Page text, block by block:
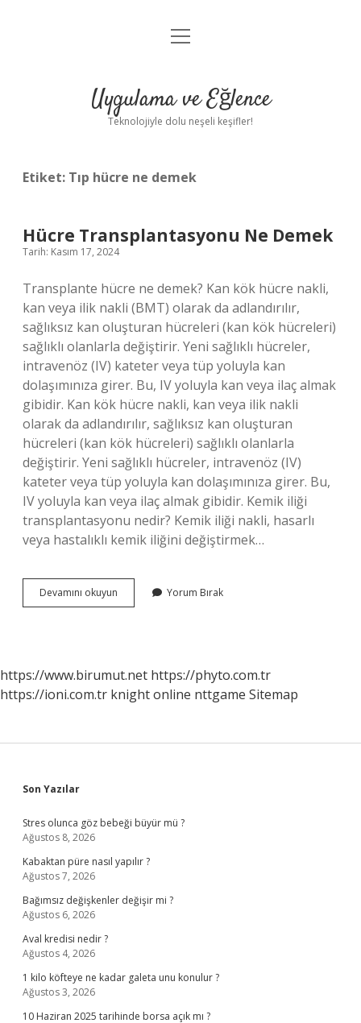
Anasayfa
Yasal Uyarı
menüyü
Uygulama ve Eğlence
Teknolojiyle dolu neşeli keşifler!
Etiket: Tıp hücre ne demek
Hücre Transplantasyonu Ne Demek
Tarih: Kasım 17, 2024
Transplante hücre ne demek? Kan kök hücre nakli,
kan veya ilik nakli (BMT) olarak da adlandırılır,
sağlıksız kan oluşturan hücreleri (kan kök hücreleri)
sağlıklı olanlarla değiştirir. Yeni sağlıklı hücreler,
intravenöz (IV) kateter veya tüp yoluyla kan
dolaşımınıza girer. Bu, IV yoluyla kan veya ilaç almak
gibidir. Kan kök hücre nakli, kan veya ilik nakli
olarak da adlandırılır, sağlıksız kan oluşturan
hücreleri (kan kök hücreleri) sağlıklı olanlarla
değiştirir. Yeni sağlıklı hücreler, intravenöz (IV)
kateter veya tüp yoluyla kan dolaşımınıza girer. Bu,
IV yoluyla kan veya ilaç almak gibidir. Kemik iliği
transplantasyonu nedir? Kemik iliği nakli, hasarlı
veya hastalıklı kemik iliğini değiştirmek…
Devamını okuyun
Transplantasyonu
Yorum Bırak
https://www.birumut.net https://phyto.com.tr
https://ioni.com.tr knight online nttgame Sitemap
Sidebar
Son Yazılar
Stres olunca göz bebeği büyür mü ?
Ağustos 8, 2026
Kabaktan püre nasıl yapılır ?
Ağustos 7, 2026
Bağımsız değişkenler değişir mi ?
Ağustos 6, 2026
Aval kredisi nedir ?
Ağustos 4, 2026
1 kilo köfteye ne kadar galeta unu konulur ?
Ağustos 3, 2026
10 Haziran 2025 tarihinde borsa açık mı ?